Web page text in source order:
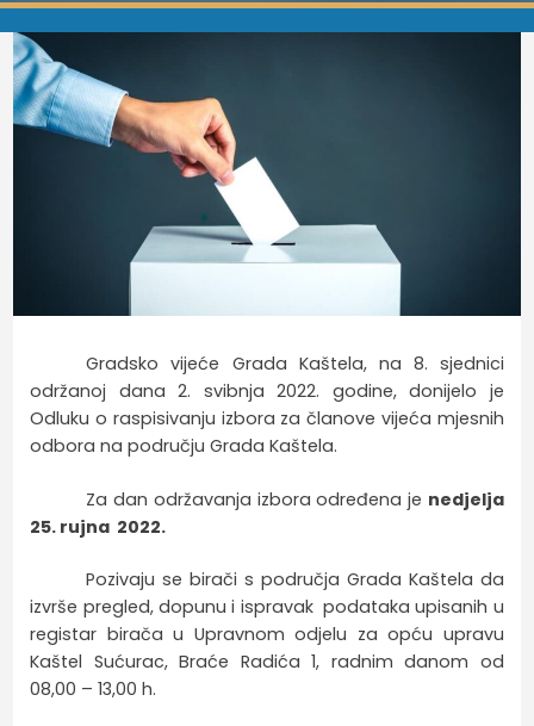
Gradsko vijeće Grada Kaštela, na 8. sjednici
održanoj dana 2. svibnja 2022. godine, donijelo je
Odluku o raspisivanju izbora za članove vijeća mjesnih
odbora na području Grada Kaštela.
Za dan održavanja izbora određena je nedjelja
25. rujna 2022.
Pozivaju se birači s područja Grada Kaštela da
izvrše pregled, dopunu i ispravak podataka upisanih u
registar birača u Upravnom odjelu za opću upravu
Kaštel Sućurac, Braće Radića 1, radnim danom od
08,00 – 13,00 h.